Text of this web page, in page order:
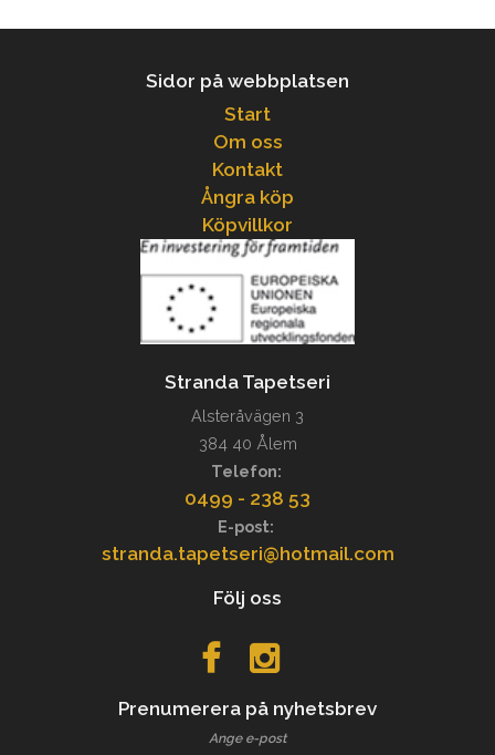
Sidor på webbplatsen
Start
Om oss
Kontakt
Ångra köp
Köpvillkor
Stranda Tapetseri
Alsteråvägen 3
384 40 Ålem
Telefon:
0499 - 238 53
E-post:
stranda.tapetseri@hotmail.com
Följ oss
Prenumerera på nyhetsbrev
Ange e-post